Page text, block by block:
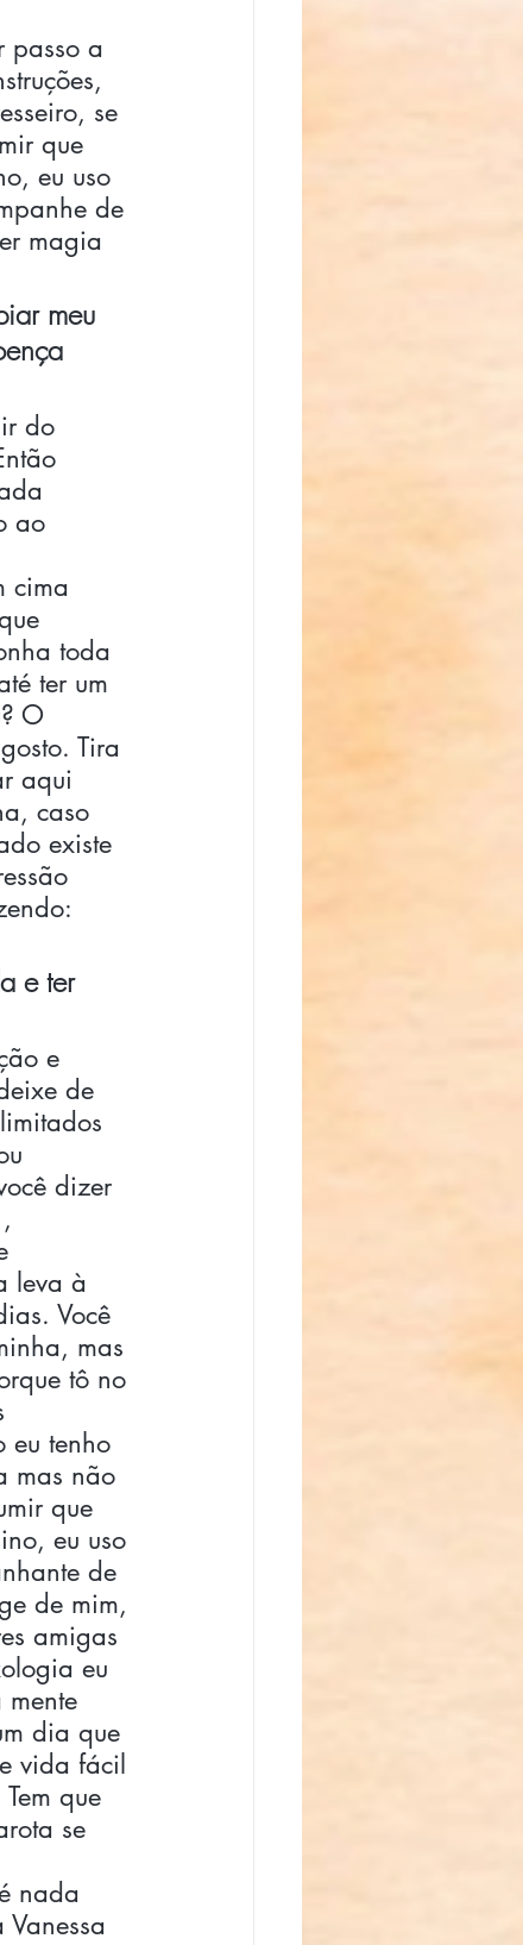
passo a
se
que
eu uso
de
magia
meu
do
ao
cima
toda
ter um
O
Tira
aqui
caso
existe
e ter
e
de
dizer
leva à
Você
mas
tô no
eu tenho
mas não
que
eu uso
de
de mim,
amigas
eu
dia que
vida fácil
que
se
nada